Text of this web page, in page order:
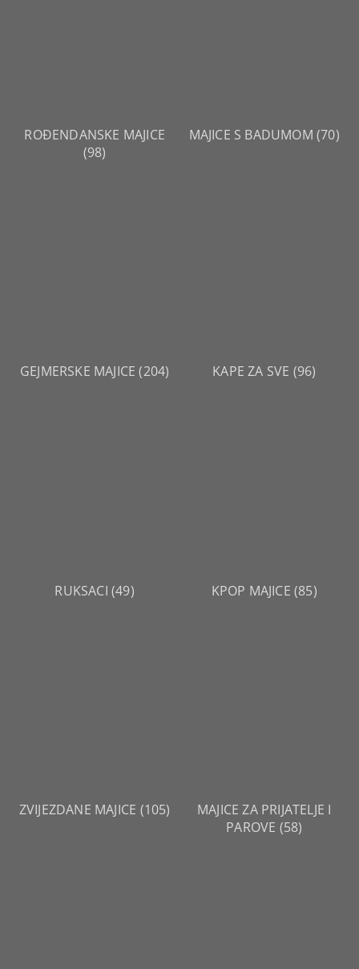
ROĐENDANSKE MAJICE
(98)
MAJICE S BADUMOM(70)
GEJMERSKE MAJICE(204) KAPE ZA SVE (96)
RUKSACI(49) KPOP MAJICE(85)
ZVIJEZDANE MAJICE (105)
MAJICE ZA PRIJATELJE I
PAROVE (58)